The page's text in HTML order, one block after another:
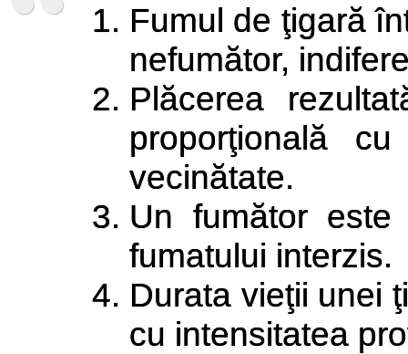
Fumul de ţigară
nefumător,
Plăcerea
proporţională
vecinătate.
Un fumător
fumatului interzis.
Durata vieţii unei
cu intensitatea